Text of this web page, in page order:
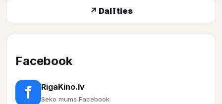
↗ Dalīties
Facebook
f RigaKino.lv
Seko mums Facebook